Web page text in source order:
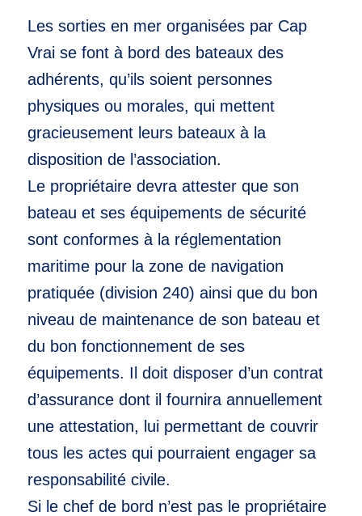
Les sorties en mer organisées par Cap
Vrai se font à bord des bateaux des
adhérents, qu’ils soient personnes
physiques ou morales, qui mettent
gracieusement leurs bateaux à la
disposition de l’association.
Le propriétaire devra attester que son
bateau et ses équipements de sécurité
sont conformes à la réglementation
maritime pour la zone de navigation
pratiquée (division 240) ainsi que du bon
niveau de maintenance de son bateau et
du bon fonctionnement de ses
équipements. Il doit disposer d’un contrat
d’assurance dont il fournira annuellement
une attestation, lui permettant de couvrir
tous les actes qui pourraient engager sa
responsabilité civile.
Si le chef de bord n’est pas le propriétaire